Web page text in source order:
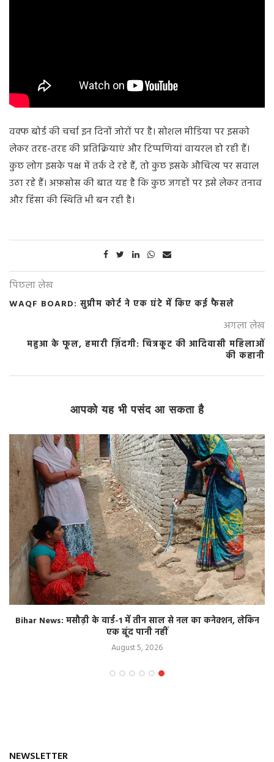
वक्फ बोर्ड की चर्चा इन दिनों जोरों पर है। सोशल मीडिया पर इसको
लेकर तरह-तरह की प्रतिक्रियाएं और टिप्पणियां वायरल हो रही हैं।
कुछ लोग इसके पक्ष में तर्क दे रहे हैं, तो कुछ इसके औचित्य पर सवाल
उठा रहे हैं। अफ़सोस की बात यह है कि कुछ जगहों पर इसे लेकर तनाव
और हिंसा की स्थिति भी बन रही है।
पिछला लेख
WAQF BOARD: सुप्रीम कोर्ट ने एक घंटे में किए कई फैसले
अगला लेख
महुआ के फूल, हमारी ज़िंदगी: चित्रकूट की आदिवासी महिलाओं
की कहानी
आपको यह भी पसंद आ सकता है
Bihar News: मसौढ़ी के वार्ड-1 में तीन साल से नल का कनेक्शन, लेकिन
एक बूंद पानी नहीं
August 5, 2026
NEWSLETTER